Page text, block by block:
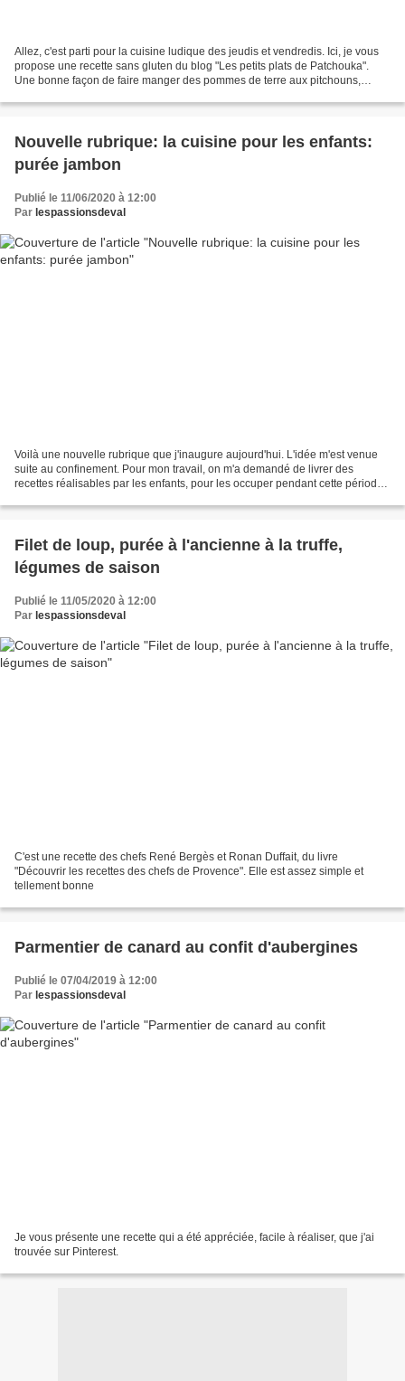
Allez, c'est parti pour la cuisine ludique des jeudis et vendredis. Ici, je vous
propose une recette sans gluten du blog "Les petits plats de Patchouka".
Une bonne façon de faire manger des pommes de terre aux pitchouns,
Nouvelle rubrique: la cuisine pour les enfants:
purée jambon
Publié le 11/06/2020 à 12:00
Par lespassionsdeval
Voilà une nouvelle rubrique que j'inaugure aujourd'hui. L'idée m'est venue
suite au confinement. Pour mon travail, on m'a demandé de livrer des
recettes réalisables par les enfants, pour les occuper pendant cette période
Filet de loup, purée à l'ancienne à la truffe,
légumes de saison
Publié le 11/05/2020 à 12:00
Par lespassionsdeval
C'est une recette des chefs René Bergès et Ronan Duffait, du livre
"Découvrir les recettes des chefs de Provence". Elle est assez simple et
tellement bonne
Parmentier de canard au confit d'aubergines
Publié le 07/04/2019 à 12:00
Par lespassionsdeval
Je vous présente une recette qui a été appréciée, facile à réaliser, que j'ai
trouvée sur Pinterest.